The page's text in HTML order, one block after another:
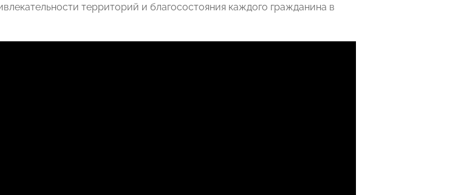
территорий и благосостояния каждого гражданина в